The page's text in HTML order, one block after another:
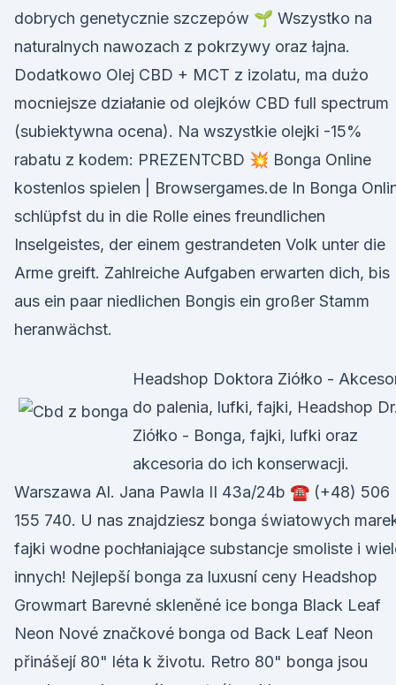
dobrych genetycznie szczepów 🌱 Wszystko na
naturalnych nawozach z pokrzywy oraz łajna.
Dodatkowo Olej CBD + MCT z izolatu, ma dużo
mocniejsze działanie od olejków CBD full spectrum
(subiektywna ocena). Na wszystkie olejki -15%
rabatu z kodem: PREZENTCBD 💥 Bonga Online
kostenlos spielen | Browsergames.de In Bonga
schlüpfst du in die Rolle eines freundlichen
Inselgeistes, der einem gestrandeten Volk unter die
Arme greift. Zahlreiche Aufgaben erwarten dich, bis
aus ein paar niedlichen Bongis ein großer Stamm
heranwächst.
Headshop Doktora Ziółko -
do palenia, lufki, fajki, Headshop Dr.
Ziółko - Bonga, fajki, lufki oraz
akcesoria do ich konserwacji.
Warszawa Al. Jana Pawla II 43a/24b ☎ (+48) 506
155 740. U nas znajdziesz bonga światowych
fajki wodne pochłaniające substancje smoliste i
innych! Nejlepší bonga za luxusní ceny Headshop
Growmart Barevné skleněné ice bonga Black Leaf
Neon Nové značkové bonga od Back Leaf Neon
přinášejí 80" léta k životu. Retro 80" bonga jsou